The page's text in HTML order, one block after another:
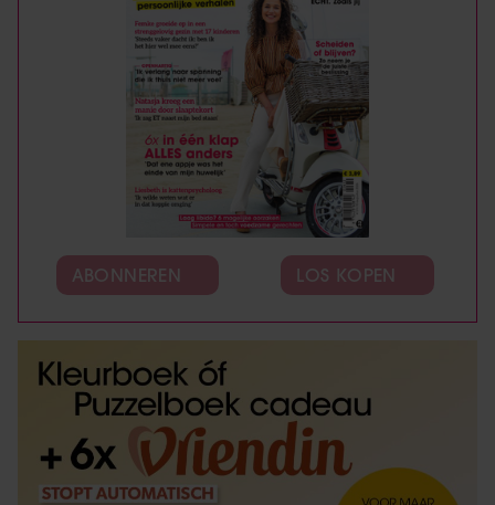
ABONNEREN LOS KOPEN